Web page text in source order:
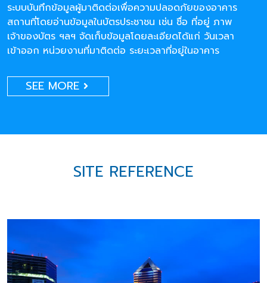
ระบบบันทึกข้อมูลผู้มาติดต่อเพื่อความปลอดภัยของอาคาร
สถานที่โดยอ่านข้อมูลในบัตรประชาชน เช่น ชื่อ ที่อยู่ ภาพ
เจ้าของบัตร ฯลฯ จัดเก็บข้อมูลโดยละเอียดได้แก่ วันเวลา
เข้าออก หน่วยงานที่มาติดต่อ ระยะเวลาที่อยู่ในอาคาร
SEE MORE
SITE REFERENCE